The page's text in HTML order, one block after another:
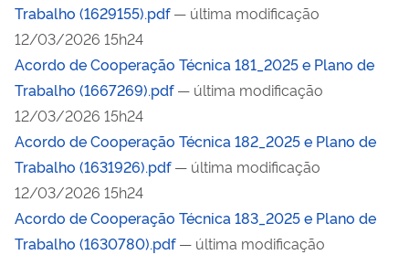
Trabalho (1629155).pdf — última modificação
12/03/2026 15h24
Acordo de Cooperação Técnica 181_2025 e Plano de
Trabalho (1667269).pdf — última modificação
12/03/2026 15h24
Acordo de Cooperação Técnica 182_2025 e Plano de
Trabalho (1631926).pdf — última modificação
12/03/2026 15h24
Acordo de Cooperação Técnica 183_2025 e Plano de
Trabalho (1630780).pdf — última modificação